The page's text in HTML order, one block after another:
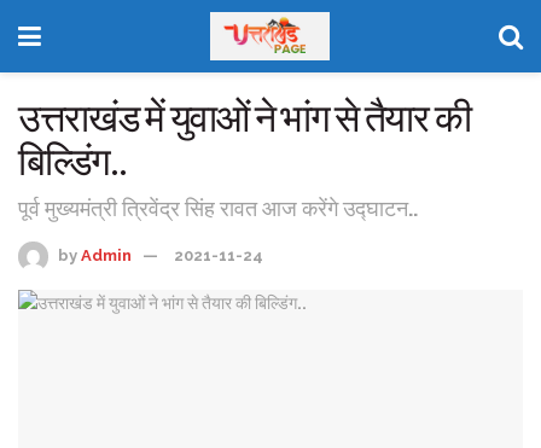
उत्तराखंड में युवाओं ने भांग से तैयार की
बिल्डिंग..
पूर्व मुख्यमंत्री त्रिवेंद्र सिंह रावत आज करेंगे उद्घाटन..
by Admin 2021-11-24